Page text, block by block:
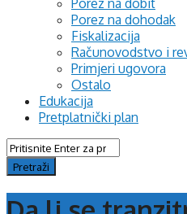
Porez na dobit
Porez na dohodak
Fiskalizacija
Računovodstvo i
Primjeri ugovora
Ostalo
Edukacija
Pretplatnički plan